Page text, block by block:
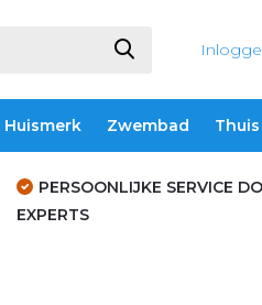
Huismerk Zwembad
PERSOONLIJKE SERVICE
EXPERTS